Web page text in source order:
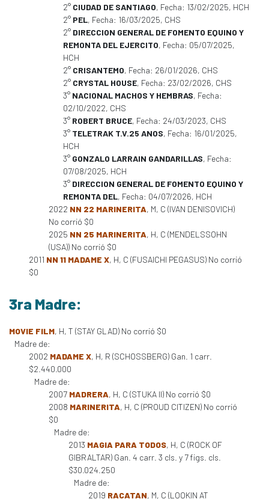
2° CIUDAD DE SANTIAGO, Fecha: 13/02/2025, HCH
2° PEL, Fecha: 16/03/2025, CHS
2° DIRECCION GENERAL DE FOMENTO EQUINO Y
REMONTA DEL EJERCITO, Fecha: 05/07/2025,
HCH
2° CRISANTEMO, Fecha: 26/01/2026, CHS
2° CRYSTAL HOUSE, Fecha: 23/02/2026, CHS
3° NACIONAL MACHOS Y HEMBRAS, Fecha:
02/10/2022, CHS
3° ROBERT BRUCE, Fecha: 24/03/2023, CHS
3° TELETRAK T.V.25 ANOS, Fecha: 16/01/2025,
HCH
3° GONZALO LARRAIN GANDARILLAS, Fecha:
07/08/2025, HCH
3° DIRECCION GENERAL DE FOMENTO EQUINO Y
REMONTA DEL, Fecha: 04/07/2026, HCH
2022 NN 22 MARINERITA, M, C (IVAN DENISOVICH)
No corrió $0
2025 NN 25 MARINERITA, H, C (MENDELSSOHN
(USA)) No corrió $0
2011 NN 11 MADAME X, H, C (FUSAICHI PEGASUS) No corrió
$0
3ra Madre:
MOVIE FILM, H, T (STAY GLAD) No corrió $0
Madre de:
2002 MADAME X, H, R (SCHOSSBERG) Gan. 1 carr.
$2.440.000
Madre de:
2007 MADRERA, H, C (STUKA II) No corrió $0
2008 MARINERITA, H, C (PROUD CITIZEN) No corrió
$0
Madre de:
2013 MAGIA PARA TODOS, H, C (ROCK OF
GIBRALTAR) Gan. 4 carr. 3 cls. y 7 figs. cls.
$30.024.250
Madre de:
2019 RACATAN, M, C (LOOKIN AT